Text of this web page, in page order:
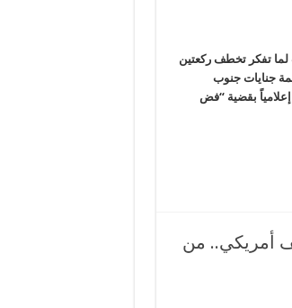
17 أبريل.. المسجد مراقب لما تفكر تخطف ركعتين
الإخبارية *قررت الدائرة 28 إرهاب بمحكمة جنايات جنوب
فى القضية المعروفة إعلامياً بقضية “فض
أمريكي.. من